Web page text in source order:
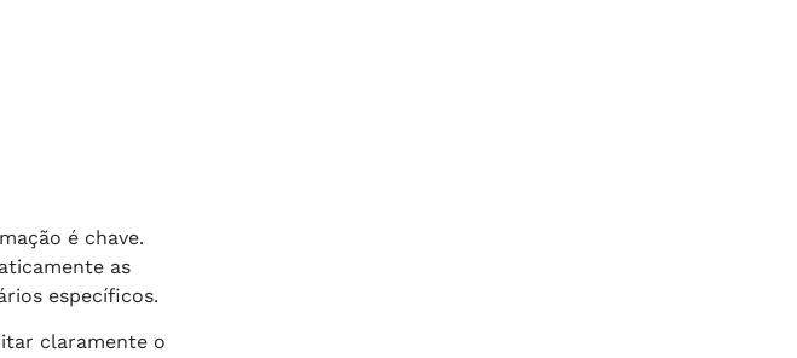
é chave.
as
específicos.
claramente o